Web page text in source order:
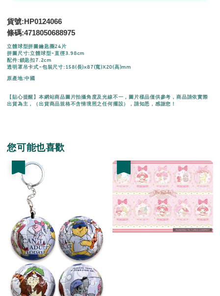
貨號:HP0124066
條碼:4718050688975
立體球型拼圖鑰匙圈24片
拼圖尺寸:立體球型-直徑3.98cm
配件:鎖匙扣7.2cm
透明罩吊卡式-包裝尺寸:158(長)x87(寬)X20(高)mm
原產地:中國
【貼心提醒】本網站商品圖片拍攝角度及光線不一，圖片樣品僅供參考，商品請依實際
出貨為主，（出貨商品規格不含情境照之任何擺設），請知悉，感謝您！
您可能也喜歡